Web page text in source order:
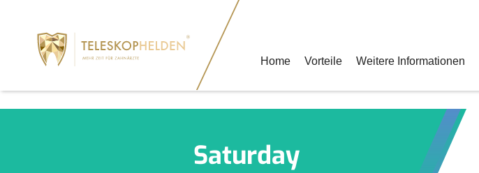
Home Vorteile Weitere Informationen
Saturday